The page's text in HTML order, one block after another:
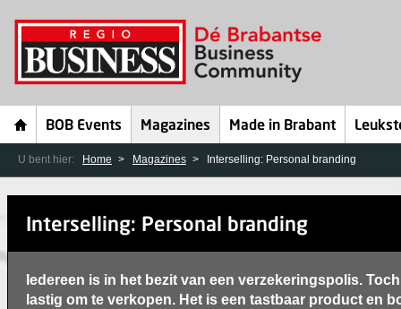
BOB Events Magazines Made in Brabant
U bent hier: Home Magazines Interselling: Personal branding
Interselling: Personal branding
Iedereen is in het bezit van een verzekeringspolis.
lastig om te verkopen. Het is een tastbaar product en